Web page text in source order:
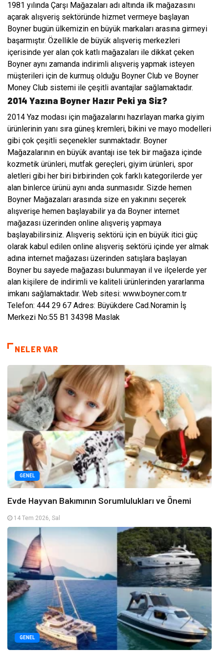
1981 yılında Çarşı Mağazaları adı altında ilk mağazasını
açarak alışveriş sektöründe hizmet vermeye başlayan
Boyner bugün ülkemizin en büyük markaları arasına girmeyi
başarmıştır. Özellikle de büyük alışveriş merkezleri
içerisinde yer alan çok katlı mağazaları ile dikkat çeken
Boyner aynı zamanda indirimli alışveriş yapmak isteyen
müşterileri için de kurmuş olduğu Boyner Club ve Boyner
Money Club sistemi ile çeşitli avantajlar sağlamaktadır.
2014 Yazına Boyner Hazır Peki ya Siz?
2014 Yaz modası için mağazalarını hazırlayan marka giyim
ürünlerinin yanı sıra güneş kremleri, bikini ve mayo modelleri
gibi çok çeşitli seçenekler sunmaktadır. Boyner
Mağazalarının en büyük avantajı ise tek bir mağaza içinde
kozmetik ürünleri, mutfak gereçleri, giyim ürünleri, spor
aletleri gibi her biri birbirinden çok farklı kategorilerde yer
alan binlerce ürünü aynı anda sunmasıdır. Sizde hemen
Boyner Mağazaları arasında size en yakınını seçerek
alışverişe hemen başlayabilir ya da Boyner internet
mağazası üzerinden online alışveriş yapmaya
başlayabilirsiniz. Alışveriş sektörü için en büyük itici güç
olarak kabul edilen online alışveriş sektörü içinde yer almak
adına internet mağazası üzerinden satışlara başlayan
Boyner bu sayede mağazası bulunmayan il ve ilçelerde yer
alan kişilere de indirimli ve kaliteli ürünlerinden yararlanma
imkanı sağlamaktadır. Web sitesi: www.boyner.com.tr
Telefon: 444 29 67 Adres: Büyükdere Cad.Noramin İş
Merkezi No:55 B1 34398 Maslak
NELER VAR
GENEL
Evde Hayvan Bakımının Sorumlulukları ve Önemi
14 Tem 2026, Sal
GENEL